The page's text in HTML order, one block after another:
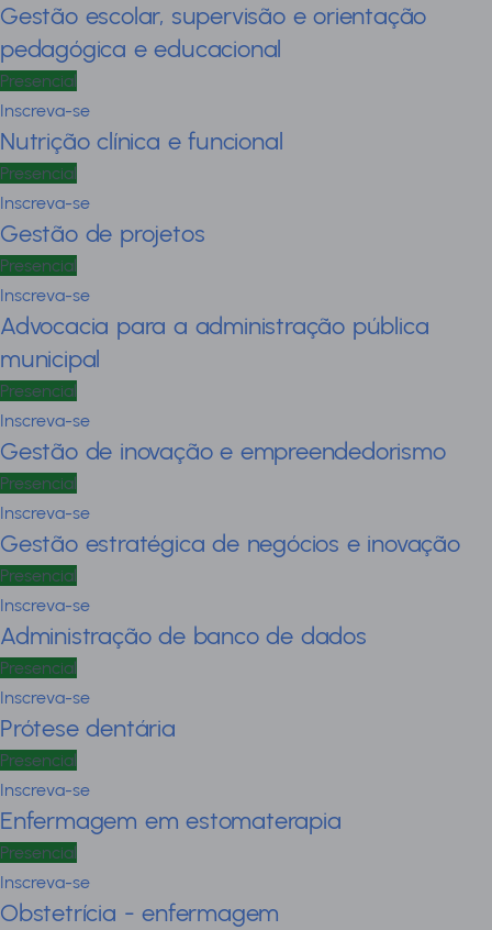
Gestão escolar, supervisão e orientação
pedagógica e educacional
Presencial
Inscreva-se
Nutrição clínica e funcional
Presencial
Inscreva-se
Gestão de projetos
Presencial
Inscreva-se
Advocacia para a administração pública
municipal
Presencial
Inscreva-se
Gestão de inovação e empreendedorismo
Presencial
Inscreva-se
Gestão estratégica de negócios e inovação
Presencial
Inscreva-se
Administração de banco de dados
Presencial
Inscreva-se
Prótese dentária
Presencial
Inscreva-se
Enfermagem em estomaterapia
Presencial
Inscreva-se
Obstetrícia - enfermagem